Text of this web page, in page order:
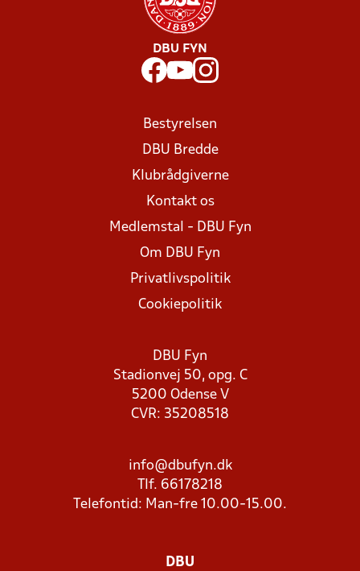
DBU FYN
Bestyrelsen
DBU Bredde
Klubrådgiverne
Kontakt os
Medlemstal - DBU Fyn
Om DBU Fyn
Privatlivspolitik
Cookiepolitik
DBU Fyn
Stadionvej 50, opg. C
5200 Odense V
CVR: 35208518
info@dbufyn.dk
Tlf. 66178218
Telefontid: Man-fre 10.00-15.00.
DBU